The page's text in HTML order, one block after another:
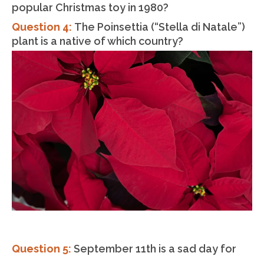
popular Christmas toy in 1980?
Question 4: The Poinsettia (“Stella di Natale”)
plant is a native of which country?
Question 5: September 11th is a sad day for